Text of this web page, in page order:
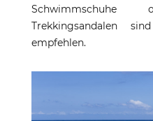
Schwimmschuhe
Trekkingsandalen
empfehlen.